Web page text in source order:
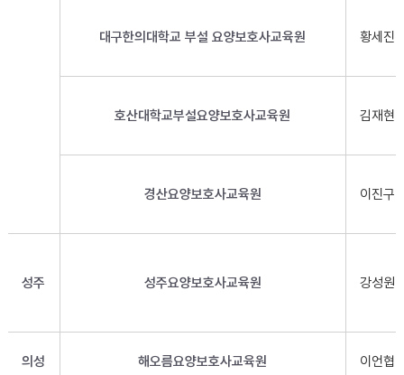
대구한의대학교 부설 요양보호사교육원 황세진
호산대학교부설요양보호사교육원 김재현
경산요양보호사교육원 이진구
성주 성주요양보호사교육원 강성원
의성 해오름요양보호사교육원 이언협